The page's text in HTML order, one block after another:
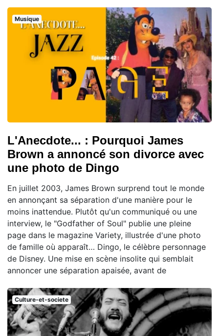
Musique
L'Anecdote... : Pourquoi James
Brown a annoncé son divorce avec
une photo de Dingo
En juillet 2003, James Brown surprend tout le monde
en annonçant sa séparation d'une manière pour le
moins inattendue. Plutôt qu'un communiqué ou une
interview, le "Godfather of Soul" publie une pleine
page dans le magazine Variety, illustrée d'une photo
de famille où apparaît… Dingo, le célèbre personnage
de Disney. Une mise en scène insolite qui semblait
annoncer une séparation apaisée, avant de
Culture-et-societe